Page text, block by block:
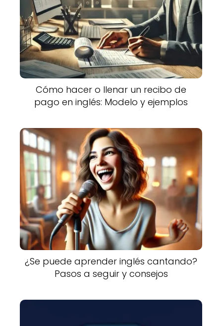
Cómo hacer o llenar un recibo de
pago en inglés: Modelo y ejemplos
¿Se puede aprender inglés cantando?
Pasos a seguir y consejos